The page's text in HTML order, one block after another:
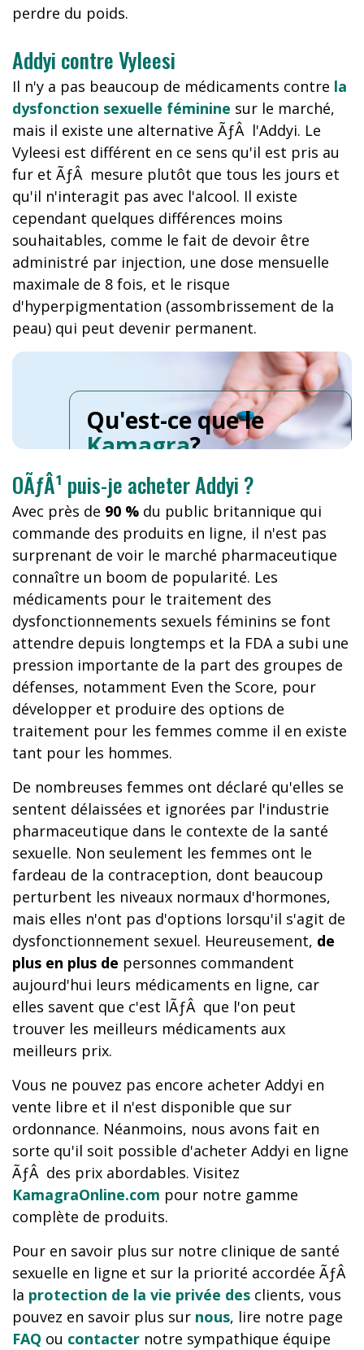
perdre du poids.
Addyi contre Vyleesi
Il n'y a pas beaucoup de médicaments contre la
dysfonction sexuelle féminine sur le marché,
mais il existe une alternative ÃƒÂ l'Addyi. Le
Vyleesi est différent en ce sens qu'il est pris au
fur et ÃƒÂ mesure plutôt que tous les jours et
qu'il n'interagit pas avec l'alcool. Il existe
cependant quelques différences moins
souhaitables, comme le fait de devoir être
administré par injection, une dose mensuelle
maximale de 8 fois, et le risque
d'hyperpigmentation (assombrissement de la
peau) qui peut devenir permanent.
Qu'est-ce que le
Kamagra?
OÃƒÂ¹ puis-je acheter Addyi ?
Avec près de 90 % du public britannique qui
commande des produits en ligne, il n'est pas
surprenant de voir le marché pharmaceutique
connaître un boom de popularité. Les
médicaments pour le traitement des
dysfonctionnements sexuels féminins se font
attendre depuis longtemps et la FDA a subi une
pression importante de la part des groupes de
défenses, notamment Even the Score, pour
développer et produire des options de
traitement pour les femmes comme il en existe
tant pour les hommes.
De nombreuses femmes ont déclaré qu'elles se
sentent délaissées et ignorées par l'industrie
pharmaceutique dans le contexte de la santé
sexuelle. Non seulement les femmes ont le
fardeau de la contraception, dont beaucoup
perturbent les niveaux normaux d'hormones,
mais elles n'ont pas d'options lorsqu'il s'agit de
dysfonctionnement sexuel. Heureusement, de
plus en plus de personnes commandent
aujourd'hui leurs médicaments en ligne, car
elles savent que c'est lÃƒÂ que l'on peut
trouver les meilleurs médicaments aux
meilleurs prix.
Vous ne pouvez pas encore acheter Addyi en
vente libre et il n'est disponible que sur
ordonnance. Néanmoins, nous avons fait en
sorte qu'il soit possible d'acheter Addyi en ligne
ÃƒÂ des prix abordables. Visitez
KamagraOnline.com pour notre gamme
complète de produits.
Pour en savoir plus sur notre clinique de santé
sexuelle en ligne et sur la priorité accordée ÃƒÂ
la protection de la vie privée des clients, vous
pouvez en savoir plus sur nous, lire notre page
FAQ ou contacter notre sympathique équipe